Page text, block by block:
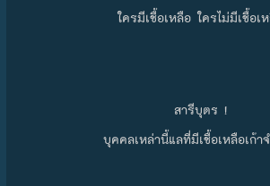
ใครมีเชื้อเหลือ ใครไม่มีเชื้อเ
สารีบุตร !
บุคคลเหล่านี้แลที่มีเชื้อเหลือเก้า